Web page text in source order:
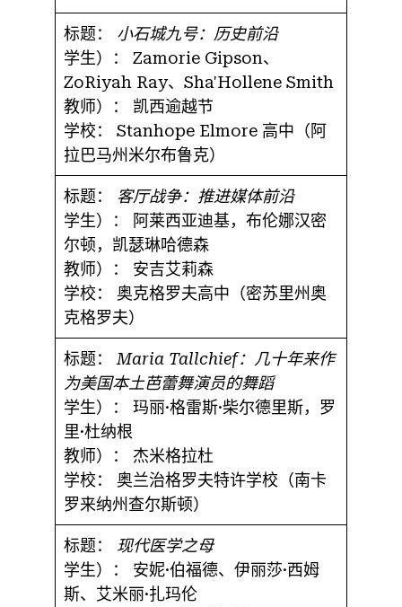
标题：
小石城九号：历史前沿
学生）：
Zamorie Gipson、
ZoRiyah Ray、Sha'Hollene Smith
教师）：
凯西逾越节
学校：
Stanhope Elmore 高中（阿
拉巴马州米尔布鲁克）
标题：
客厅战争：推进媒体前沿
学生）：
阿莱西亚迪基，布伦娜汉密
尔顿，凯瑟琳哈德森
教师）：
安吉艾莉森
学校：
奥克格罗夫高中（密苏里州奥
克格罗夫）
标题：
Maria Tallchief：几十年来作
为美国本土芭蕾舞演员的舞蹈
学生）：
玛丽·格雷斯·柴尔德里斯，罗
里·杜纳根
教师）：
杰米格拉杜
学校：
奥兰治格罗夫特许学校（南卡
罗来纳州查尔斯顿）
标题：
现代医学之母
学生）：
安妮·伯福德、伊丽莎·西姆
斯、艾米丽·扎玛伦